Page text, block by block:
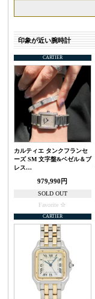
印象が近い腕時計
CARTIER
カルティエ タンクフランセ
ーズ SM 文字盤&ベゼル＆ブ
レス…
979,990円
SOLD OUT
Favorite
CARTIER